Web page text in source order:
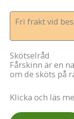
Fri frakt vid
Skötselråd
Fårskinn är en
om de sköts på
Klicka och läs